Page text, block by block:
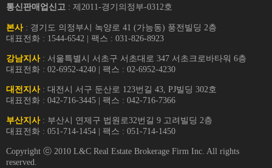
통신판매업신고 : 제2011-경기의정부-0312호
본사: 경기도 의정부시 녹양로 41 (가능동) 풍전빌딩 2층
대표전화 : 1544-6542 | 팩스 : 031-826-8923
강남지사: 서울특별시 서초구 서초대로 347 서초크로바타워 6층
대표전화 : 02-6952-4240 | 팩스 : 02-6952-4230
대전지사: 대전시 서구 둔산로 123번길 43, PJ빌딩 302호
대표전화 : 042-716-3445 | 팩스 : 042-716-7366
부산지사: 부산시 연제구 법원로32번길 9 고려빌딩 2층
대표전화 : 051-714-1454 | 팩스 : 051-714-1450
Copyright ⓒ 2010 L&C Real Estate Brokerage Firm Inc. All rights
reserved.